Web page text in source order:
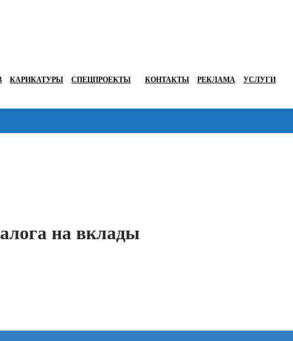
КАРИКАТУРЫ СПЕЦПРОЕКТЫ КОНТАКТЫ РЕКЛАМА УСЛУГИ
на вклады